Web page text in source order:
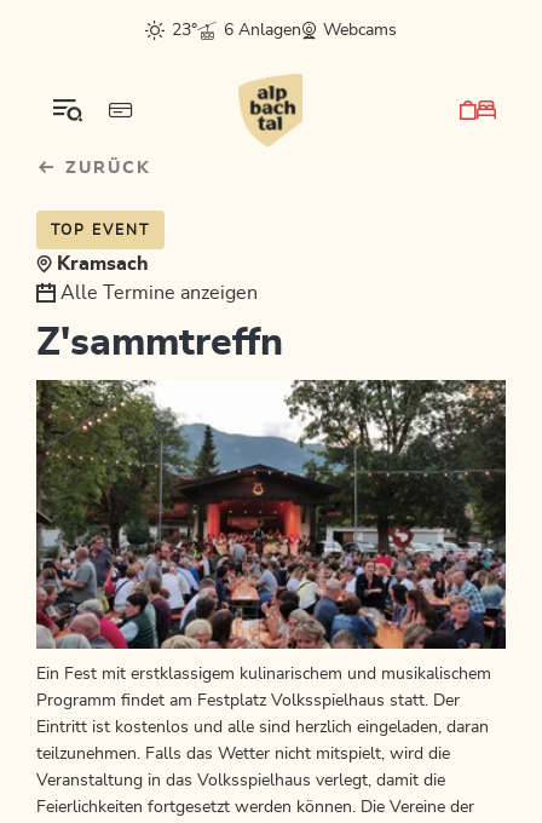
sr.skip-to.main-content
sr.skip-to.table-of-contents
sr.skip-to.main-navigation
23°
6 Anlagen Webcams
ZURÜCK
TOP EVENT
Kramsach
Alle Termine anzeigen
Z'sammtreffn
Ein Fest mit erstklassigem kulinarischem und musikalischem
Programm findet am Festplatz Volksspielhaus statt. Der
Eintritt ist kostenlos und alle sind herzlich eingeladen, daran
teilzunehmen. Falls das Wetter nicht mitspielt, wird die
Veranstaltung in das Volksspielhaus verlegt, damit die
Feierlichkeiten fortgesetzt werden können. Die Vereine der